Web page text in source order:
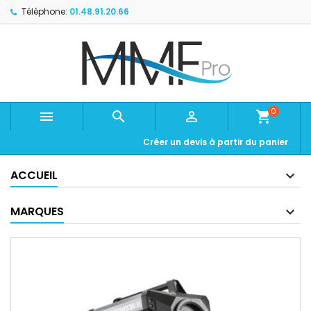
Téléphone: 01.48.91.20.66
   shopping_cart0
Créer un devis à partir du panier
ACCUEIL
MARQUES